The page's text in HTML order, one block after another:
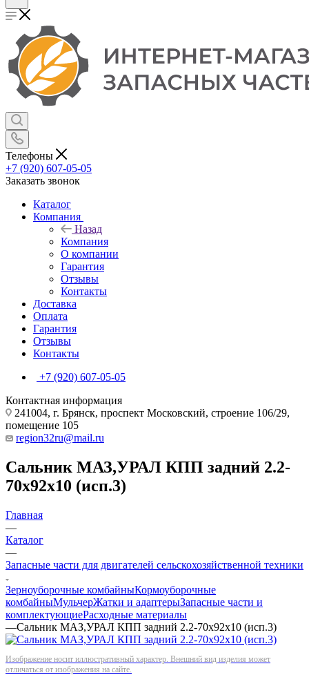
Телефоны
+7 (920) 607-05-05
Заказать звонок
Каталог
Компания
Назад
Компания
О компании
Гарантия
Отзывы
Контакты
Доставка
Оплата
Гарантия
Отзывы
Контакты
+7 (920) 607-05-05
Контактная информация
241004, г. Брянск, проспект Московский, строение 106/29,
помещение 105
region32ru@mail.ru
Сальник МАЗ,УРАЛ КПП задний 2.2-
70х92х10 (исп.3)
Главная
—
Каталог
—
Запасные части для двигателей сельскохозяйственной техники
Зерноуборочные комбайныКормоуборочные
комбайныМульчерЖатки и адаптерыЗапасные части и
комплектующиеРасходные материалы
—Сальник МАЗ,УРАЛ КПП задний 2.2-70х92х10 (исп.3)
Изображение носит иллюстративный характер. Внешний вид изделия может
отличаться от изображения на сайте.